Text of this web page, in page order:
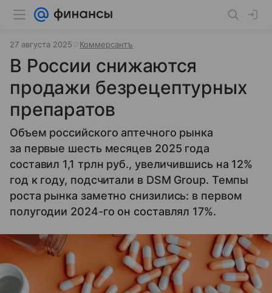
27 августа 2025 Коммерсантъ
В России снижаются
продажи безрецептурных
препаратов
Объем российского аптечного рынка
за первые шесть месяцев 2025 года
составил 1,1 трлн руб., увеличившись на 12%
год к году, подсчитали в DSM Group. Темпы
роста рынка заметно снизились: в первом
полугодии 2024-го он составлял 17%.